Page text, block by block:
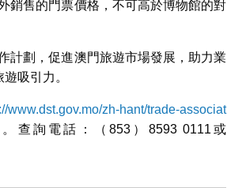
銷售的門票價格，不可高於博物館的對
計劃，促進澳門旅遊市場發展，助力業
吸引力。
www.dst.gov.mo/zh-hant/trade-associat
。查詢電話：（853）8593 0111或